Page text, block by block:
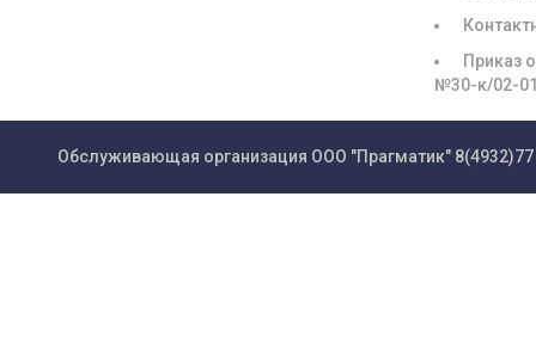
Приказ
№30-к/02-
Обслуживающая организация ООО "Прагматик"8(4932)77